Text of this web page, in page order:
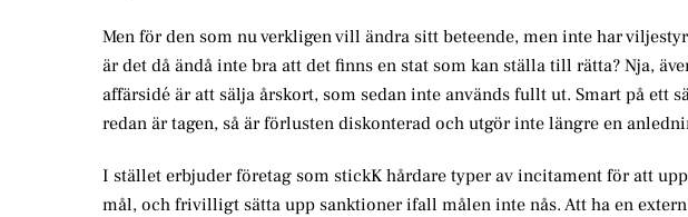
Men för den som nu verkligen vill ändra sitt beteende, men inte har
är det då ändå inte bra att det finns en stat som kan ställa till rätta? Nja,
affärsidé är att sälja årskort, som sedan inte används fullt ut. Smart på ett
redan är tagen, så är förlusten diskonterad och utgör inte längre en
I stället erbjuder företag som stickK hårdare typer av incitament för att
mål, och frivilligt sätta upp sanktioner ifall målen inte nås. Att ha en